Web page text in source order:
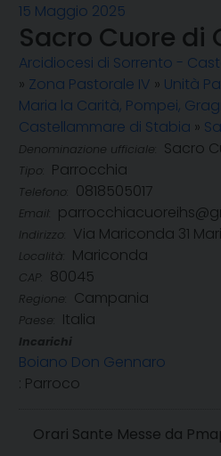
15 Maggio 2025
Sacro Cuore di
Arcidiocesi di Sorrento -
» Zona Pastorale IV » Unità
Maria la Carità, Pompei,
Castellammare di Stabia »
Denominazione ufficiale: Sacro
Tipo: Parrocchia
Telefono: 0818505017
Email:
Indirizzo: Via Mariconda 31
Località: Mariconda
CAP: 80045
Regione: Campania
Paese: Italia
Incarichi
Boiano Don Gennaro
: Parroco
Orari Sante Messe da